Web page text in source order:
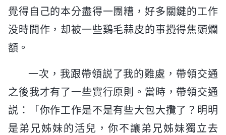
覺得自己的本分盡得一團糟，好多關鍵的工作
没時間作，却被一些鷄毛蒜皮的事攪得焦頭爛
額。
一次，我跟帶領説了我的難處，帶領交通
之後我才有了一些實行原則。當時，帶領交通
説：「你作工作是不是有些大包大攬了？明明
是弟兄姊妹的活兒，你不讓弟兄姊妹獨立去